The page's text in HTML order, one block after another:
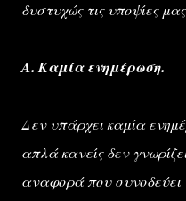
δυστυχώς τις υποψίες
Α. Καμία ενημέρωση.
Δεν υπάρχει καμία
απλά κανείς δεν
αναφορά που συνοδεύει